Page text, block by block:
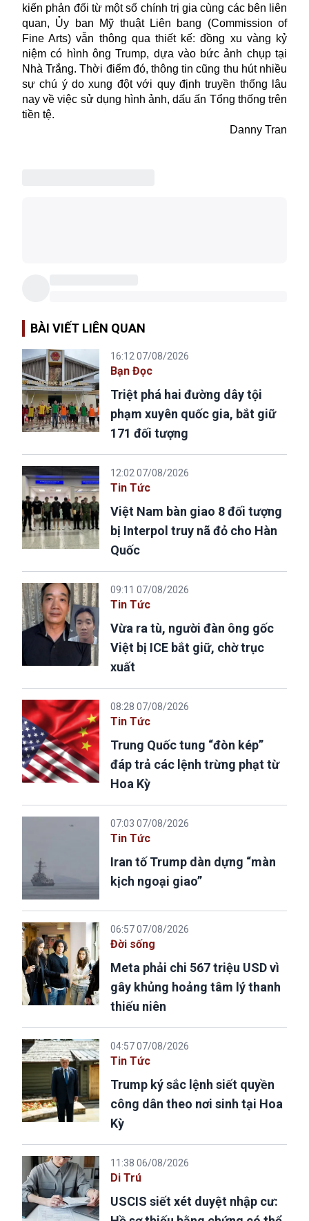
kiến phản đối từ một số chính trị gia cùng các bên liên
quan, Ủy ban Mỹ thuật Liên bang (Commission of
Fine Arts) vẫn thông qua thiết kế: đồng xu vàng kỷ
niệm có hình ông Trump, dựa vào bức ảnh chụp tại
Nhà Trắng. Thời điểm đó, thông tin cũng thu hút nhiều
sự chú ý do xung đột với quy định truyền thống lâu
nay về việc sử dụng hình ảnh, dấu ấn Tổng thống trên
tiền tệ.
Danny Tran
BÀI VIẾT LIÊN QUAN
16:12 07/08/2026
Bạn Đọc
Triệt phá hai đường dây tội
phạm xuyên quốc gia, bắt giữ
171 đối tượng
12:02 07/08/2026
Tin Tức
Việt Nam bàn giao 8 đối tượng
bị Interpol truy nã đỏ cho Hàn
Quốc
09:11 07/08/2026
Tin Tức
Vừa ra tù, người đàn ông gốc
Việt bị ICE bắt giữ, chờ trục
xuất
08:28 07/08/2026
Tin Tức
Trung Quốc tung “đòn kép”
đáp trả các lệnh trừng phạt từ
Hoa Kỳ
07:03 07/08/2026
Tin Tức
Iran tố Trump dàn dựng “màn
kịch ngoại giao”
06:57 07/08/2026
Đời sống
Meta phải chi 567 triệu USD vì
gây khủng hoảng tâm lý thanh
thiếu niên
04:57 07/08/2026
Tin Tức
Trump ký sắc lệnh siết quyền
công dân theo nơi sinh tại Hoa
Kỳ
11:38 06/08/2026
Di Trú
USCIS siết xét duyệt nhập cư: